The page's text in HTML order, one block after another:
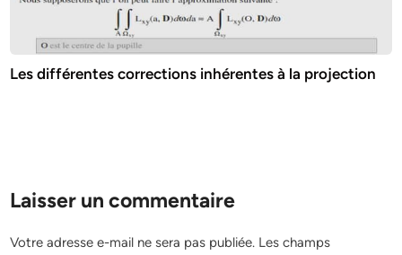
Les différentes corrections inhérentes à la projection
Laisser un commentaire
Votre adresse e-mail ne sera pas publiée. Les champs